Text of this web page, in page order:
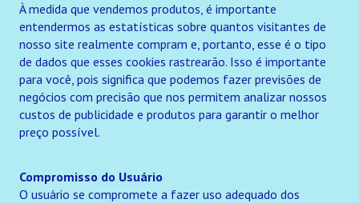
À medida que vendemos produtos, é importante
entendermos as estatísticas sobre quantos visitantes de
nosso site realmente compram e, portanto, esse é o tipo
de dados que esses cookies rastrearão. Isso é importante
para você, pois significa que podemos fazer previsões de
negócios com precisão que nos permitem analizar nossos
custos de publicidade e produtos para garantir o melhor
preço possível.
Compromisso do Usuário
O usuário se compromete a fazer uso adequado dos